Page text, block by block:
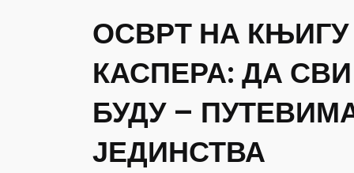
ОСВРТ НА
КАСПЕРА: ДА
БУДУ –
ЈЕДИНСТВА